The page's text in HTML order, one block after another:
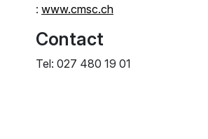
: www.cmsc.ch
Contact
Tel: 027 480 19 01